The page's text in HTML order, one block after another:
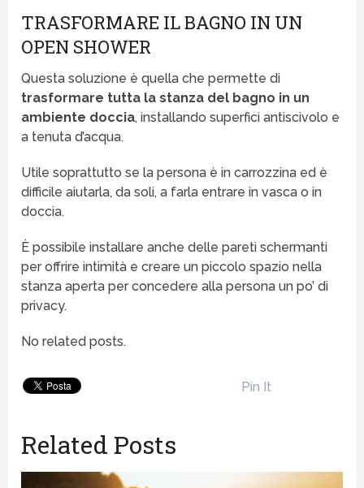
TRASFORMARE IL BAGNO IN UN
OPEN SHOWER
Questa soluzione è quella che permette di
trasformare tutta la stanza del bagno in un
ambiente doccia, installando superfici antiscivolo e
a tenuta d’acqua.
Utile soprattutto se la persona è in carrozzina ed è
difficile aiutarla, da soli, a farla entrare in vasca o in
doccia.
È possibile installare anche delle pareti schermanti
per offrire intimità e creare un piccolo spazio nella
stanza aperta per concedere alla persona un po’ di
privacy.
No related posts.
Pin It
Related Posts